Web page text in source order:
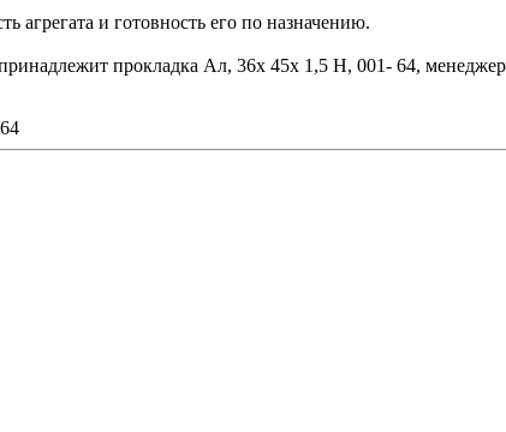
агрегата и готовность его по назначению.
прокладка Ал, 36х 45х 1,5 Н, 001- 64,